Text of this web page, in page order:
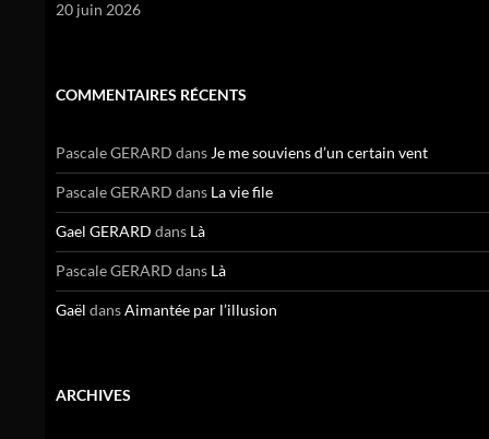
20 juin 2026
COMMENTAIRES RÉCENTS
Pascale GERARD dansJe me souviens d’un certain vent
Pascale GERARD dans La vie file
Gael GERARD dans Là
Pascale GERARD dans Là
Gaël dansAimantée par l’illusion
ARCHIVES